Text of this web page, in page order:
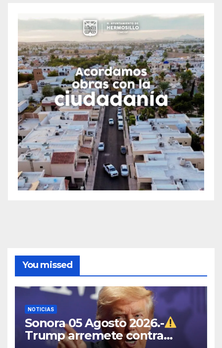
You missed
NOTICIAS
Sonora 05 Agosto 2026.-
Trump arremete contra